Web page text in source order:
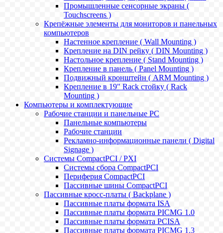
Промышленные сенсорные экраны (
Touchscreens )
Крепёжные элементы для мониторов и панельных
компьютеров
Настенное крепление ( Wall Mounting )
Крепление на DIN рейку ( DIN Mounting )
Настольное крепление ( Stand Mounting )
Крепление в панель ( Panel Mounting )
Подвижный кронштейн ( ARM Mounting )
Крепление в 19" Rack стойку ( Rack
Mounting )
Компьютеры и комплектующие
Рабочие станции и панельные РС
Панельные компьютеры
Рабочие станции
Рекламно-информационные панели ( Digital
Signage )
Системы CompactPCI / PXI
Системы сбора CompactPCI
Периферия CompactPCI
Пассивные шины CompactPCI
Пассивные кросс-платы ( Backplane )
Пассивные платы формата ISA
Пассивные платы формата PICMG 1.0
Пассивные платы формата PCISA
Пассивные платы формата PICMG 1.3